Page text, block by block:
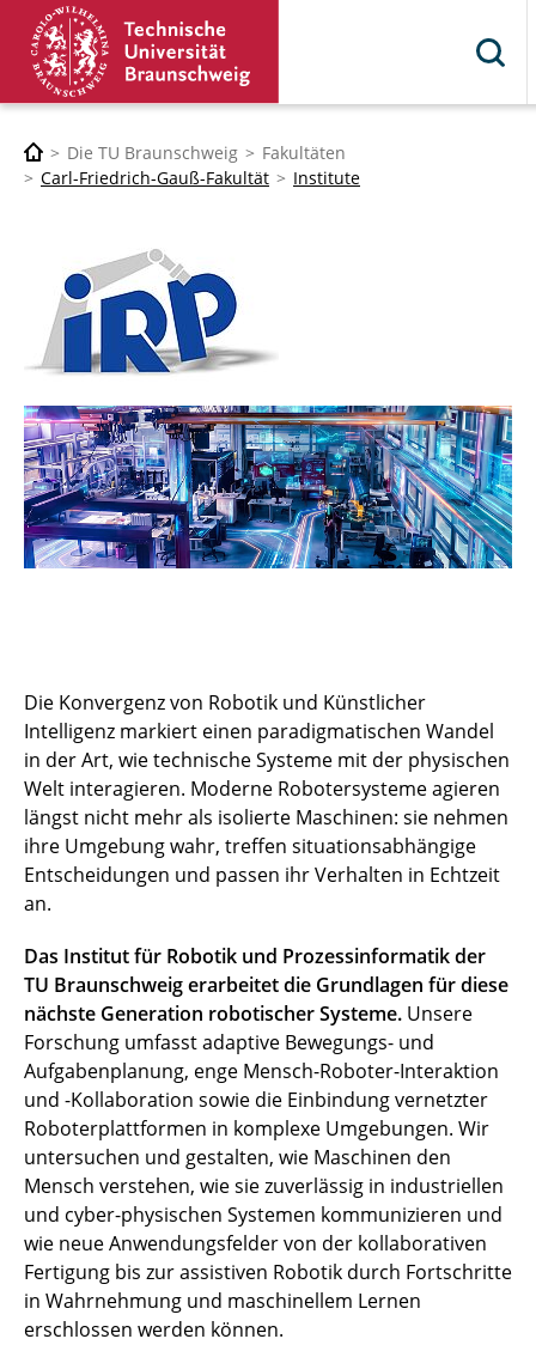
Die TU Braunschweig
Fakultäten
Carl-Friedrich-Gauß-Fakultät
Institute
Die Konvergenz von Robotik und Künstlicher
Intelligenz markiert einen paradigmatischen Wandel
in der Art, wie technische Systeme mit der physischen
Welt interagieren. Moderne Robotersysteme agieren
längst nicht mehr als isolierte Maschinen: sie nehmen
ihre Umgebung wahr, treffen situationsabhängige
Entscheidungen und passen ihr Verhalten in Echtzeit
an.
Das Institut für Robotik und Prozessinformatik der
TU Braunschweig erarbeitet die Grundlagen für diese
nächste Generation robotischer Systeme. Unsere
Forschung umfasst adaptive Bewegungs- und
Aufgabenplanung, enge Mensch-Roboter-Interaktion
und -Kollaboration sowie die Einbindung vernetzter
Roboterplattformen in komplexe Umgebungen. Wir
untersuchen und gestalten, wie Maschinen den
Mensch verstehen, wie sie zuverlässig in industriellen
und cyber-physischen Systemen kommunizieren und
wie neue Anwendungsfelder von der kollaborativen
Fertigung bis zur assistiven Robotik durch Fortschritte
in Wahrnehmung und maschinellem Lernen
erschlossen werden können.